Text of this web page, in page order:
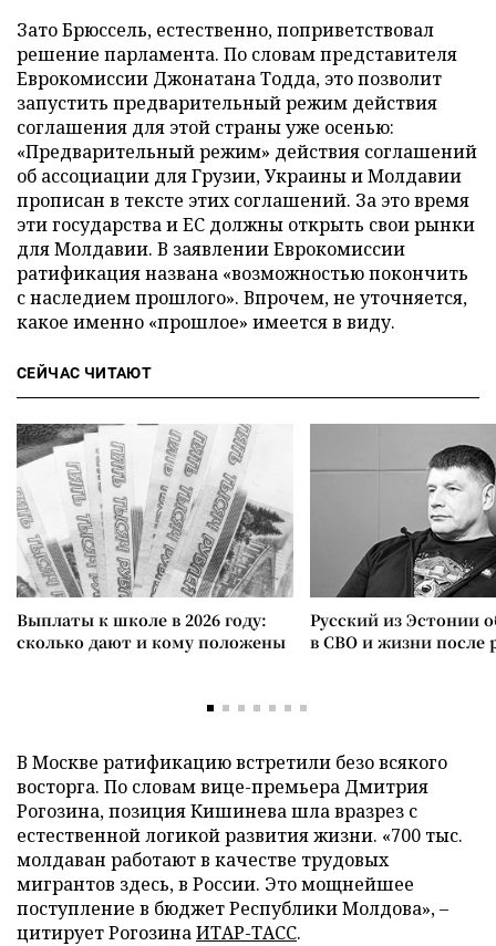
Зато Брюссель, естественно, поприветствовал
решение парламента. По словам представителя
Еврокомиссии Джонатана Тодда, это позволит
запустить предварительный режим действия
соглашения для этой страны уже осенью:
«Предварительный режим» действия соглашений
об ассоциации для Грузии, Украины и Молдавии
прописан в тексте этих соглашений. За это время
эти государства и ЕС должны открыть свои рынки
для Молдавии. В заявлении Еврокомиссии
ратификация названа «возможностью покончить
с наследием прошлого». Впрочем, не уточняется,
какое именно «прошлое» имеется в виду.
СЕЙЧАС ЧИТАЮТ
Выплаты к школе в 2026 году:
сколько дают и кому положены
Русский из Эстонии
в СВО и жизни после
В Москве ратификацию встретили безо всякого
восторга. По словам вице-премьера Дмитрия
Рогозина, позиция Кишинева шла вразрез с
естественной логикой развития жизни. «700 тыс.
молдаван работают в качестве трудовых
мигрантов здесь, в России. Это мощнейшее
поступление в бюджет Республики Молдова», –
цитирует РогозинаИТАР-ТАСС.